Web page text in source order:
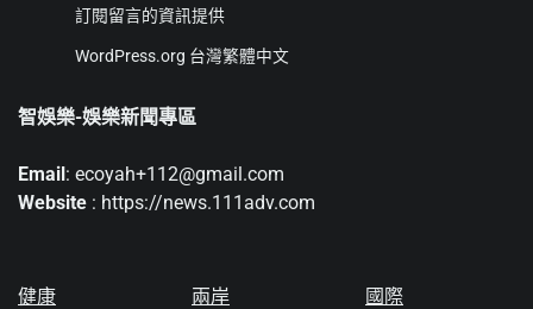
訂閱留言的資訊提供
WordPress.org 台灣繁體中文
智娛樂-娛樂新聞專區
Email: ecoyah+112@gmail.com
Website : https://news.111adv.com
健康
兩岸
國際